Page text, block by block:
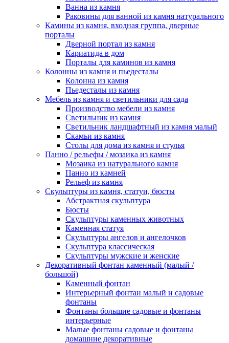
Ванна из камня
Раковины для ванной из камня натурального
Камины из камня, входная группа, дверные
порталы
Дверной портал из камня
Кариатида в дом
Порталы для каминов из камня
Колонны из камня и пьедесталы
Колонна из камня
Пьедесталы из камня
Мебель из камня и светильники для сада
Производство мебели из камня
Светильник из камня
Светильник ландшафтный из камня малый
Скамьи из камня
Столы для дома из камня и стулья
Панно / рельефы / мозаика из камня
Мозаика из натурального камня
Панно из камней
Рельеф из камня
Скульптуры из камня, статуи, бюсты
Абстрактная скульптура
Бюсты
Скульптуры каменных животных
Каменная статуя
Скульптуры ангелов и ангелочков
Скульптура классическая
Скульптуры мужские и женские
Декоративный фонтан каменный (малый /
большой)
Каменный фонтан
Интерьерный фонтан малый и садовые
фонтаны
Фонтаны большие садовые и фонтаны
интерьерные
Малые фонтаны садовые и фонтаны
домашние декоративные